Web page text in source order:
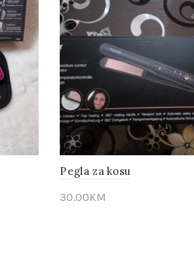
Pegla za kosu
30.00KM